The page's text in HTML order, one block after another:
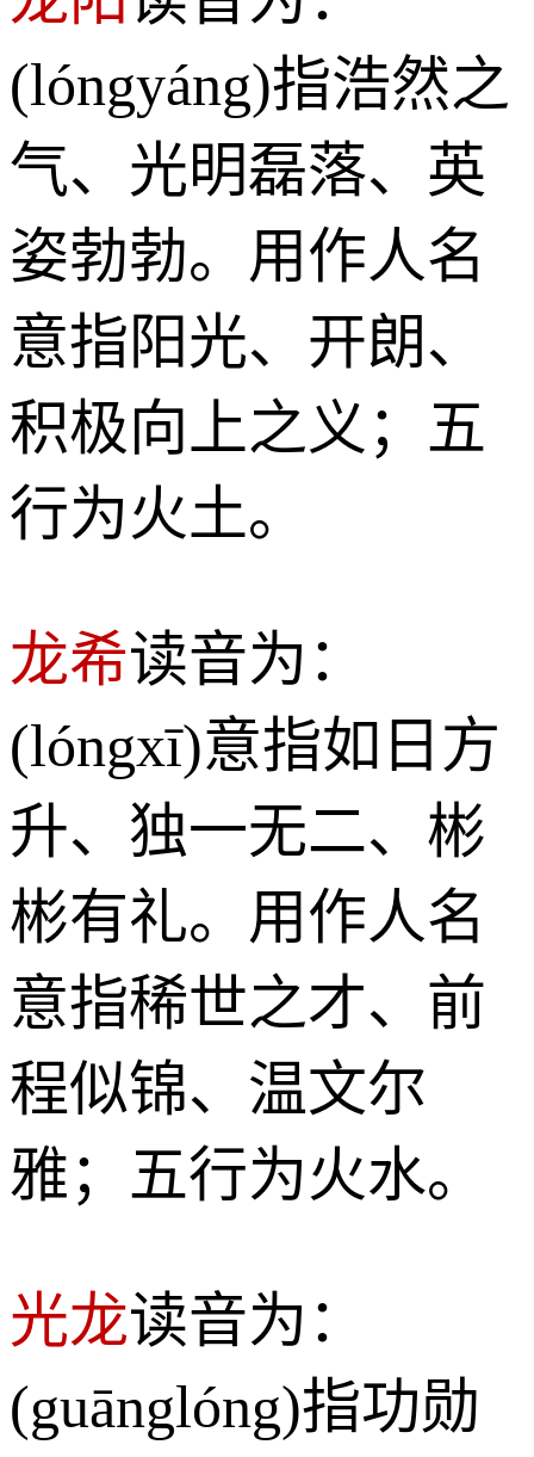
(lóngyáng)指浩然之
气、光明磊落、英
姿勃勃。用作人名
意指阳光、开朗、
积极向上之义；五
行为火土。
龙希读音为：
(lóngxī)意指如日方
升、独一无二、彬
彬有礼。用作人名
意指稀世之才、前
程似锦、温文尔
雅；五行为火水。
光龙读音为：
(guānglóng)指功勋